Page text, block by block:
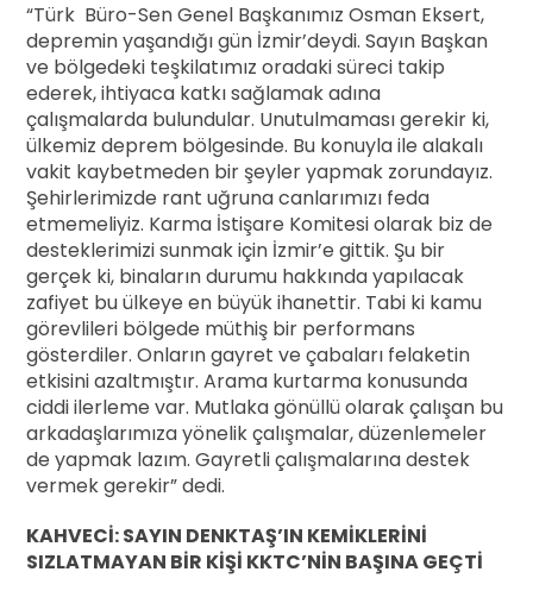
“Türk Büro-Sen Genel Başkanımız Osman Eksert,
depremin yaşandığı gün İzmir’deydi. Sayın Başkan
ve bölgedeki teşkilatımız oradaki süreci takip
ederek, ihtiyaca katkı sağlamak adına
çalışmalarda bulundular. Unutulmaması gerekir ki,
ülkemiz deprem bölgesinde. Bu konuyla ile alakalı
vakit kaybetmeden bir şeyler yapmak zorundayız.
Şehirlerimizde rant uğruna canlarımızı feda
etmemeliyiz. Karma İstişare Komitesi olarak biz de
desteklerimizi sunmak için İzmir’e gittik. Şu bir
gerçek ki, binaların durumu hakkında yapılacak
zafiyet bu ülkeye en büyük ihanettir. Tabi ki kamu
görevlileri bölgede müthiş bir performans
gösterdiler. Onların gayret ve çabaları felaketin
etkisini azaltmıştır. Arama kurtarma konusunda
ciddi ilerleme var. Mutlaka gönüllü olarak çalışan bu
arkadaşlarımıza yönelik çalışmalar, düzenlemeler
de yapmak lazım. Gayretli çalışmalarına destek
vermek gerekir” dedi.
KAHVECİ: SAYIN DENKTAŞ’IN KEMİKLERİNİ
SIZLATMAYAN BİR KİŞİ KKTC’NİN BAŞINA GEÇTİ